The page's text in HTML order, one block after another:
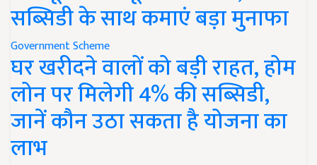
सब्सिडी के साथ कमाएं बड़ा मुनाफा
Government Scheme
घर खरीदने वालों को बड़ी राहत, होम
लोन पर मिलेगी 4% की सब्सिडी,
जानें कौन उठा सकता है योजना का
लाभ